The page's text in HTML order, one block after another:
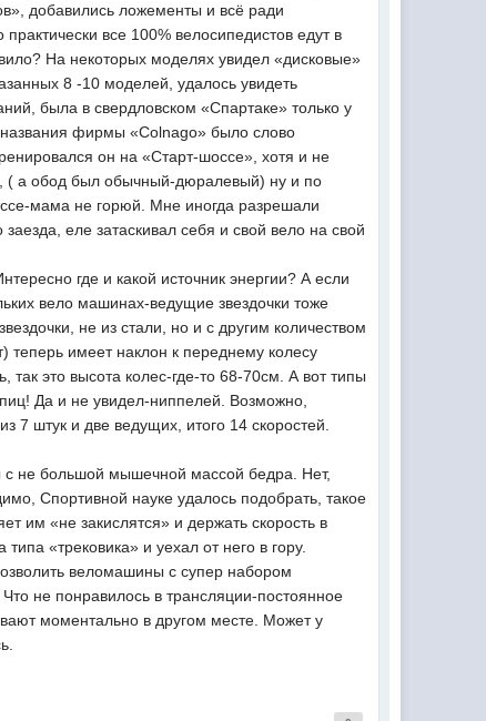
добавились ложементы и всё ради
все 100% велосипедистов едут в
На некоторых моделях увидел «дисковые»
8 -10 моделей, удалось увидеть
была в свердловском «Спартаке» только у
фирмы «Colnago» было слово
он на «Старт-шоссе», хотя и не
( а обод был обычный-дюралевый) ну и по
мама не горюй. Мне иногда разрешали
еле затаскивал себя и свой вело на свой
где и какой источник энергии? А если
вело машинах-ведущие звездочки тоже
не из стали, но и с другим количеством
теперь имеет наклон к переднему колесу
это высота колес-где-то 68-70см. А вот типы
Да и не увидел-ниппелей. Возможно,
7 штук и две ведущих, итого 14 скоростей.
с не большой мышечной массой бедра. Нет,
Спортивной науке удалось подобрать, такое
им «не закислятся» и держать скорость в
«трековика» и уехал от него в гору.
веломашины с супер набором
не понравилось в трансляции-постоянное
моментально в другом месте. Может у